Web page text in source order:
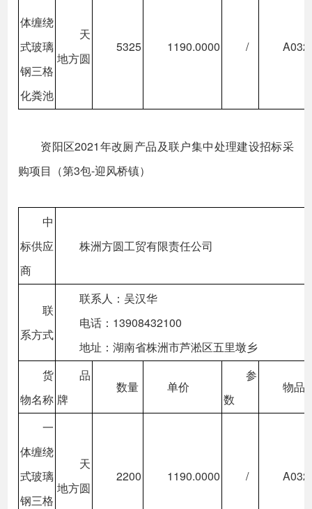
体缠绕
式玻璃
钢三格
化粪池
天
地方圆
5325 1190.0000 /
资阳区2021年改厕产品及联户集中处理建设招标采
购项目（第3包-迎风桥镇）
中
标供应
商
株洲方圆工贸有限责任公司
联
系方式
联系人：吴汉华
电话：13908432100
地址：湖南省株洲市芦淞区五里墩乡
货
物名称
品
牌
数量 单价
参
数
物品
一
体缠绕
式玻璃
钢三格
天
地方圆
2200 1190.0000 /